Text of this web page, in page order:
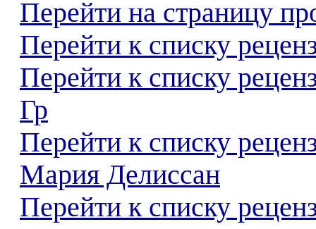
Перейти на страницу
Перейти к списку
Перейти к списку
Гр
Перейти к списку
Мария Делиссан
Перейти к списку